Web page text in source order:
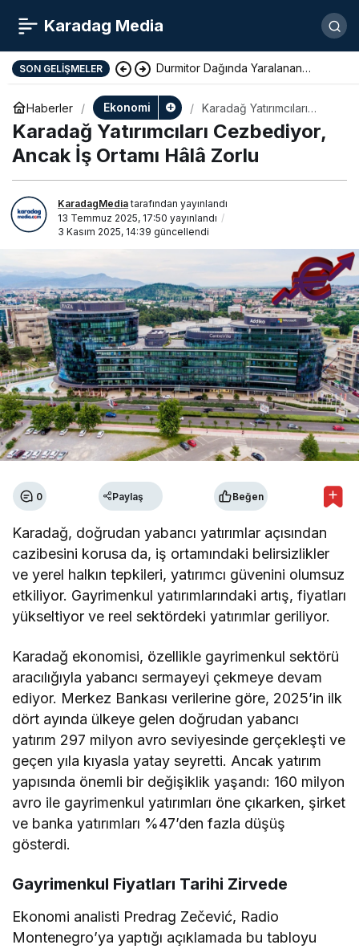
Karadag Media
SON GELIŞMELER Durmitor Dağında Yaralanan
Yunan Turist Başarıyla Kurtarıldı
Haberler Ekonomi
Karadağ Yatırımcıları
Cezbediyor, Ancak İş
Ortamı Hâlâ Zorlu
Karadağ Yatırımcıları Cezbediyor,
Ancak İş Ortamı Hâlâ Zorlu
KaradagMediatarafından yayınlandı
13 Temmuz 2025, 17:50 yayınlandı
3 Kasım 2025, 14:39 güncellendi
0 Paylaş Beğen
Karadağ, doğrudan yabancı yatırımlar açısından
cazibesini korusa da, iş ortamındaki belirsizlikler
ve yerel halkın tepkileri, yatırımcı güvenini olumsuz
etkiliyor. Gayrimenkul yatırımlarındaki artış, fiyatları
yükseltiyor ve reel sektördeki yatırımlar geriliyor.
Karadağ ekonomisi, özellikle gayrimenkul sektörü
aracılığıyla yabancı sermayeyi çekmeye devam
ediyor. Merkez Bankası verilerine göre, 2025’in ilk
dört ayında ülkeye gelen doğrudan yabancı
yatırım 297 milyon avro seviyesinde gerçekleşti ve
geçen yıla kıyasla yatay seyretti. Ancak yatırım
yapısında önemli bir değişiklik yaşandı: 160 milyon
avro ile gayrimenkul yatırımları öne çıkarken, şirket
ve banka yatırımları %47’den fazla düşüş
gösterdi.
Gayrimenkul Fiyatları Tarihi Zirvede
Ekonomi analisti Predrag Zečević, Radio
Montenegro’ya yaptığı açıklamada bu tabloyu